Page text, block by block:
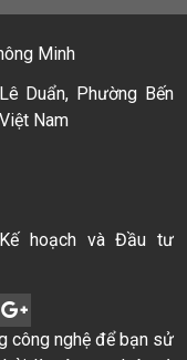
Minh
Duẩn, Phường Bến
Nam
hoạch và Đầu tư
công nghệ để bạn sử